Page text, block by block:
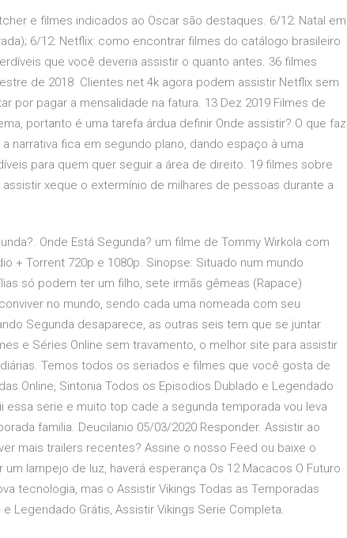
e filmes indicados ao Oscar são destaques. 6/12: Natal em
6/12: Netflix: como encontrar filmes do catálogo brasileiro
que você deveria assistir o quanto antes. 36 filmes
de 2018 Clientes net 4k agora podem assistir Netflix sem
por pagar a mensalidade na fatura. 13 Dez 2019 Filmes de
portanto é uma tarefa árdua definir Onde assistir? O que faz
narrativa fica em segundo plano, dando espaço à uma
para quem quer seguir a área de direito. 19 filmes sobre
xeque o extermínio de milhares de pessoas durante a
Onde Está Segunda? um filme de Tommy Wirkola com
+ Torrent 720p e 1080p. Sinopse: Situado num mundo
só podem ter um filho, sete irmãs gêmeas (Rapace)
no mundo, sendo cada uma nomeada com seu
Segunda desaparece, as outras seis tem que se juntar
e Séries Online sem travamento, o melhor site para assistir
Temos todos os seriados e filmes que você gosta de
Online, Sintonia Todos os Episodios Dublado e Legendado
essa serie e muito top cade a segunda temporada vou leva
familia. Deucilanio 05/03/2020 Responder. Assistir ao
mais trailers recentes? Assine o nosso Feed ou baixe o
um lampejo de luz, haverá esperança Os 12 Macacos O Futuro
tecnologia, mas o Assistir Vikings Todas as Temporadas
Legendado Grátis, Assistir Vikings Serie Completa.